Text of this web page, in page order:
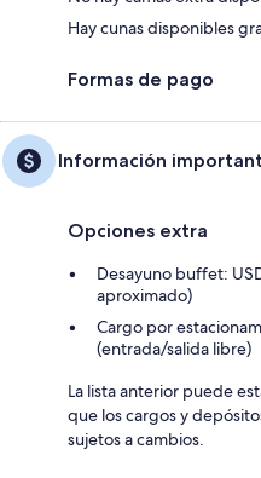
Hay cunas disponibles
Formas de pago
Información
Opciones extra
Desayuno buffet:
aproximado)
Cargo por
(entrada/salida libre)
La lista anterior puede
que los cargos y
sujetos a cambios.